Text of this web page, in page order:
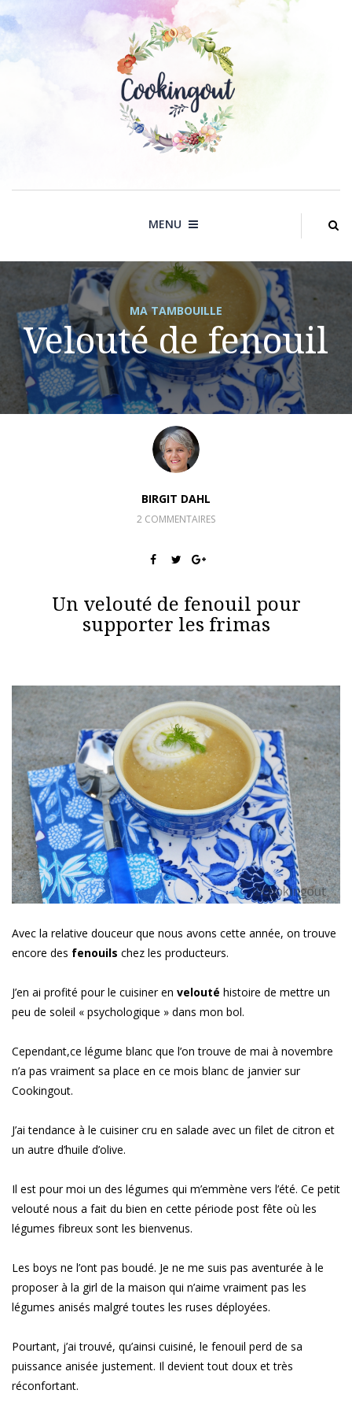
to
MENU
MA TAMBOUILLE
Velouté de fenouil
BIRGIT DAHL
2 COMMENTAIRES
Un velouté de fenouil pour
supporter les frimas
Avec la relative douceur que nous avons cette année, on trouve
encore des fenouils chez les producteurs.
J’en ai profité pour le cuisiner en velouté histoire de mettre un
peu de soleil « psychologique » dans mon bol.
Cependant,ce légume blanc que l’on trouve de mai à novembre
n’a pas vraiment sa place en ce mois blanc de janvier sur
Cookingout.
J’ai tendance à le cuisiner cru en salade avec un filet de citron et
un autre d’huile d’olive.
Il est pour moi un des légumes qui m’emmène vers l’été. Ce petit
velouté nous a fait du bien en cette période post fête où les
légumes fibreux sont les bienvenus.
Les boys ne l’ont pas boudé. Je ne me suis pas aventurée à le
proposer à la girl de la maison qui n’aime vraiment pas les
légumes anisés malgré toutes les ruses déployées.
Pourtant, j’ai trouvé, qu’ainsi cuisiné, le fenouil perd de sa
puissance anisée justement. Il devient tout doux et très
réconfortant.